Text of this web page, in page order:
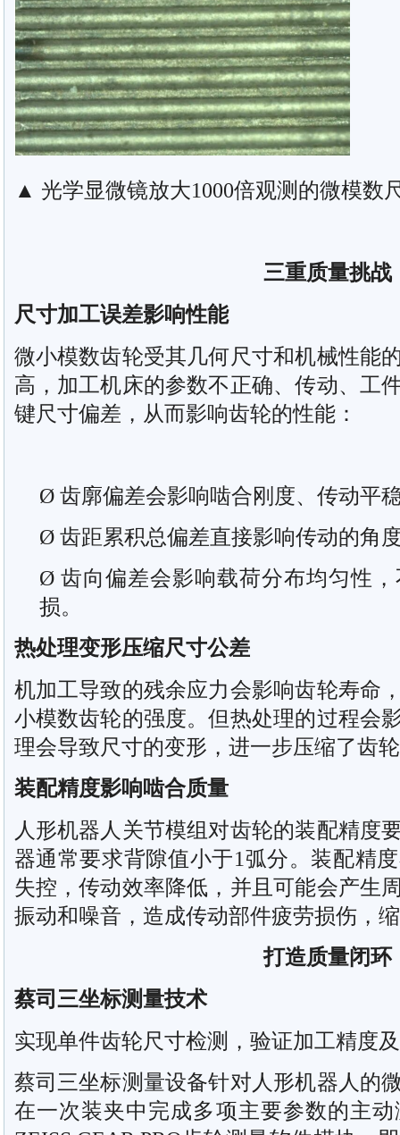
▲ 光学显微镜放大1000倍观测的微模数
三重质量挑战
尺寸加工误差影响性能
微小模数齿轮受其几何尺寸和机械性能
高，加工机床的参数不正确、传动、工
键尺寸偏差，从而影响齿轮的性能：
Ø 齿廓偏差会影响啮合刚度、传动平
Ø 齿距累积总偏差直接影响传动的角
Ø 齿向偏差会影响载荷分布均匀性
损。
热处理变形压缩尺寸公差
机加工导致的残余应力会影响齿轮寿命
小模数齿轮的强度。但热处理的过程会
理会导致尺寸的变形，进一步压缩了齿
装配精度影响啮合质量
人形机器人关节模组对齿轮的装配精度
器通常要求背隙值小于1弧分。装配精
失控，传动效率降低，并且可能会产生
振动和噪音，造成传动部件疲劳损伤，
打造质量闭环
蔡司三坐标测量技术
实现单件齿轮尺寸检测，验证加工精度
蔡司三坐标测量设备针对人形机器人的
在一次装夹中完成多项主要参数的主